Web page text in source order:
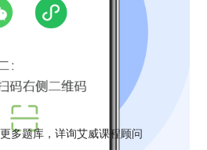
更多题库，详询艾威课程顾问